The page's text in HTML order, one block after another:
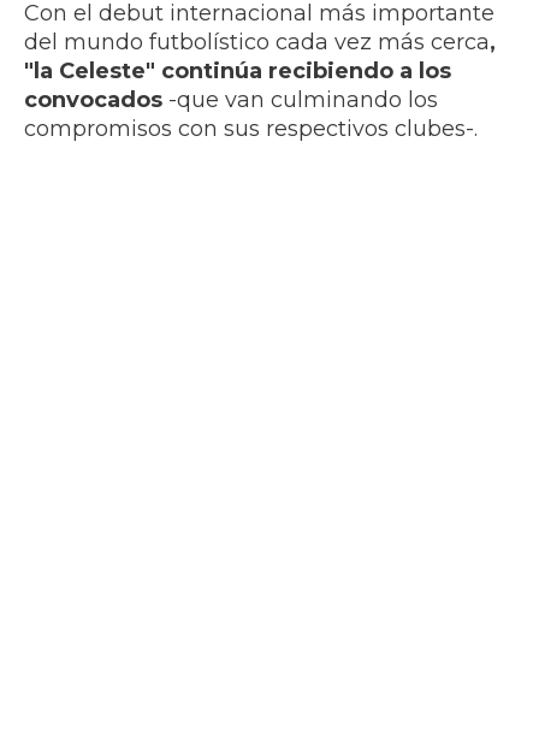
Con el debut internacional más importante
del mundo futbolístico cada vez más cerca,
"la Celeste" continúa recibiendo a los
convocados -que van culminando los
compromisos con sus respectivos clubes-.